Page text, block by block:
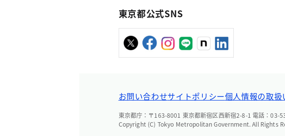
東京都公式SNS
お問い合わせサイトポリシー個人情報の取扱
東京都庁：〒163-8001 東京都新宿区西新宿2-8-1 電話：03-
Copyright (C) Tokyo Metropolitan Government. All Rights